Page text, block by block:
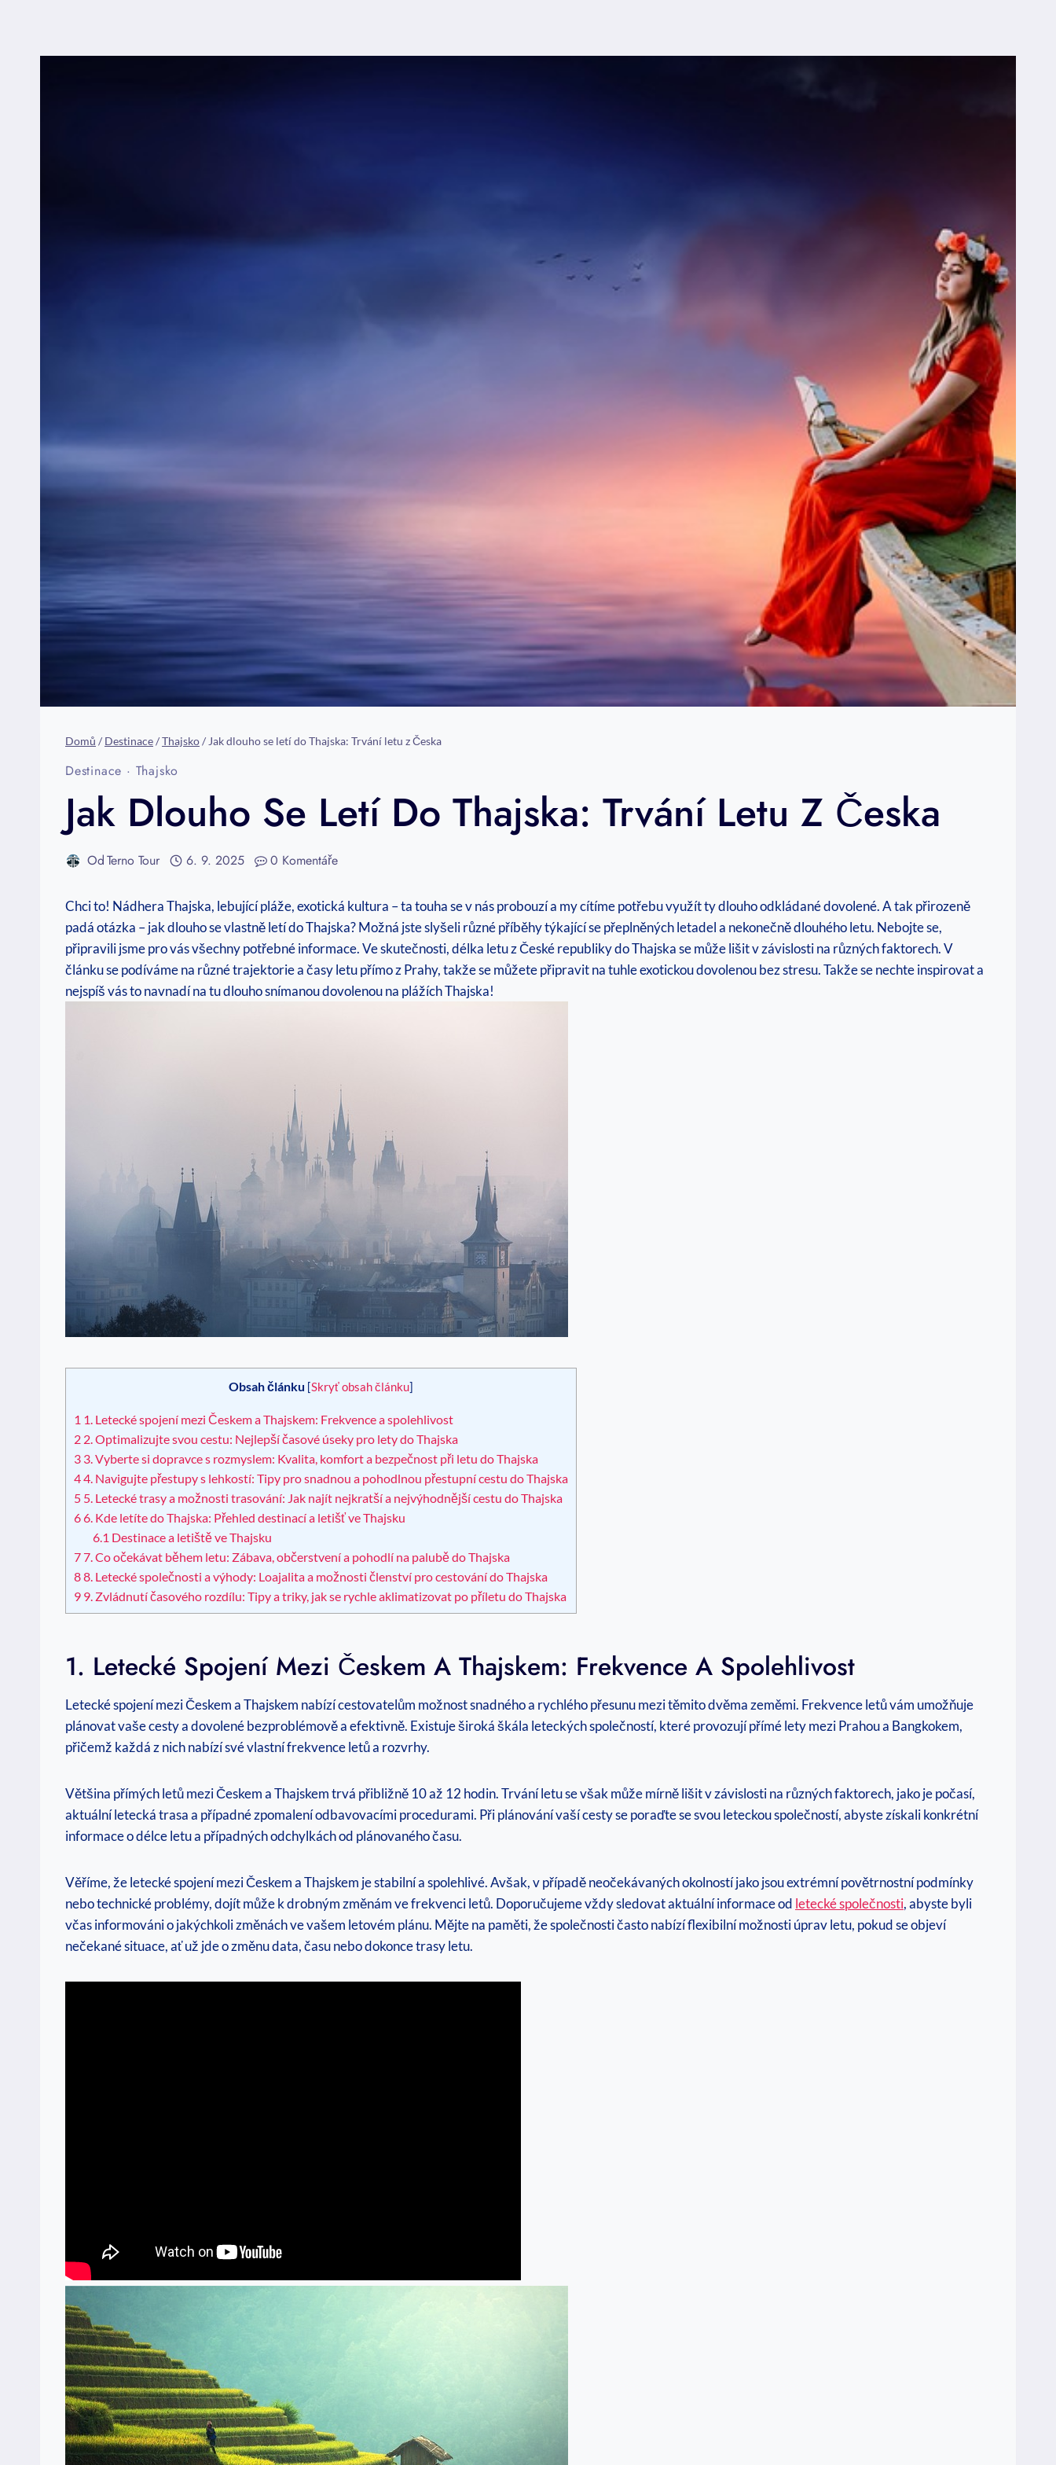
Domů / Destinace/Thajsko/ Jak dlouho se letí do Thajska: Trvání letu z Česka
Destinace · Thajsko
Jak Dlouho Se Letí Do Thajska: Trvání Letu Z Česka
OdTerno Tour 6. 9. 2025 0 Komentáře
Chci to! Nádhera Thajska, lebující pláže, exotická kultura – ta touha se v nás probouzí a my cítíme potřebu využít ty dlouho odkládané dovolené. A tak přirozeně
padá otázka – jak dlouho se vlastně letí do Thajska? Možná jste slyšeli různé příběhy týkající se přeplněných letadel a nekonečně dlouhého letu. Nebojte se,
připravili jsme pro vás všechny potřebné informace. Ve skutečnosti, délka letu z České republiky do Thajska se může lišit v závislosti na různých faktorech. V
článku se podíváme na různé trajektorie a časy letu přímo z Prahy, takže se můžete připravit na tuhle exotickou dovolenou bez stresu. Takže se nechte inspirovat a
nejspíš vás to navnadí na tu dlouho snímanou dovolenou na plážích Thajska!
Obsah článku [Skryť obsah článku]
1 1. Letecké spojení mezi Českem a Thajskem: Frekvence a spolehlivost
2 2. Optimalizujte svou cestu: Nejlepší časové úseky pro lety do Thajska
3 3. Vyberte si dopravce s rozmyslem: Kvalita, komfort a bezpečnost při letu do Thajska
44. Navigujte přestupy s lehkostí: Tipy pro snadnou a pohodlnou přestupní cestu do Thajska
5 5. Letecké trasy a možnosti trasování: Jak najít nejkratší a nejvýhodnější cestu do Thajska
66. Kde letíte do Thajska: Přehled destinací a letišť ve Thajsku
6.1 Destinace a letiště ve Thajsku
77. Co očekávat během letu: Zábava, občerstvení a pohodlí na palubě do Thajska
88. Letecké společnosti a výhody: Loajalita a možnosti členství pro cestování do Thajska
9 9. Zvládnutí časového rozdílu: Tipy a triky, jak se rychle aklimatizovat po příletu do Thajska
1. Letecké Spojení Mezi Českem A Thajskem: Frekvence A Spolehlivost
Letecké spojení mezi Českem a Thajskem nabízí cestovatelům možnost snadného a rychlého přesunu mezi těmito dvěma zeměmi. Frekvence letů vám umožňuje
plánovat vaše cesty a dovolené bezproblémově a efektivně. Existuje široká škála leteckých společností, které provozují přímé lety mezi Prahou a Bangkokem,
přičemž každá z nich nabízí své vlastní frekvence letů a rozvrhy.
Většina přímých letů mezi Českem a Thajskem trvá přibližně 10 až 12 hodin. Trvání letu se však může mírně lišit v závislosti na různých faktorech, jako je počasí,
aktuální letecká trasa a případné zpomalení odbavovacími procedurami. Při plánování vaší cesty se poraďte se svou leteckou společností, abyste získali konkrétní
informace o délce letu a případných odchylkách od plánovaného času.
Věříme, že letecké spojení mezi Českem a Thajskem je stabilní a spolehlivé. Avšak, v případě neočekávaných okolností jako jsou extrémní povětrnostní podmínky
nebo technické problémy, dojít může k drobným změnám ve frekvenci letů. Doporučujeme vždy sledovat aktuální informace od letecké společnosti, abyste byli
včas informováni o jakýchkoli změnách ve vašem letovém plánu. Mějte na paměti, že společnosti často nabízí flexibilní možnosti úprav letu, pokud se objeví
nečekané situace, ať už jde o změnu data, času nebo dokonce trasy letu.